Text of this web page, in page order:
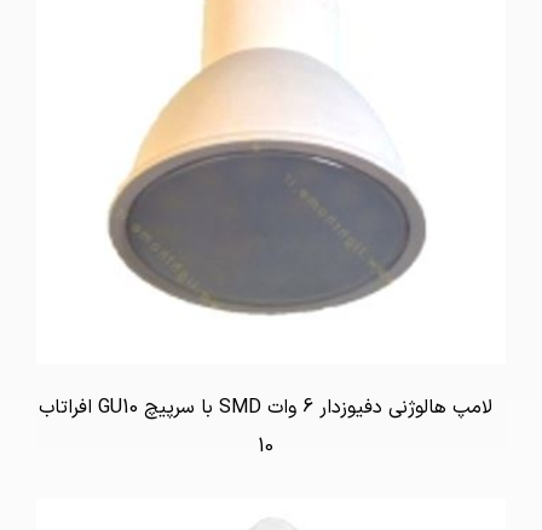
لامپ هالوژنی دفیوزدار 6 وات SMD با سرپیچ GU10 افراتاب
10